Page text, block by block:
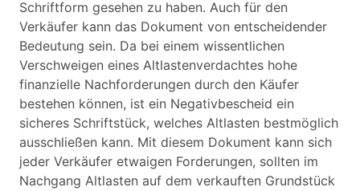
Schriftform gesehen zu haben. Auch für den
Verkäufer kann das Dokument von entscheidender
Bedeutung sein. Da bei einem wissentlichen
Verschweigen eines Altlastenverdachtes hohe
finanzielle Nachforderungen durch den Käufer
bestehen können, ist ein Negativbescheid ein
sicheres Schriftstück, welches Altlasten bestmöglich
ausschließen kann. Mit diesem Dokument kann sich
jeder Verkäufer etwaigen Forderungen, sollten im
Nachgang Altlasten auf dem verkauften Grundstück